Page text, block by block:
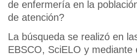
de enfermería en la
de atención?
La búsqueda se realizó en
EBSCO, SciELO y